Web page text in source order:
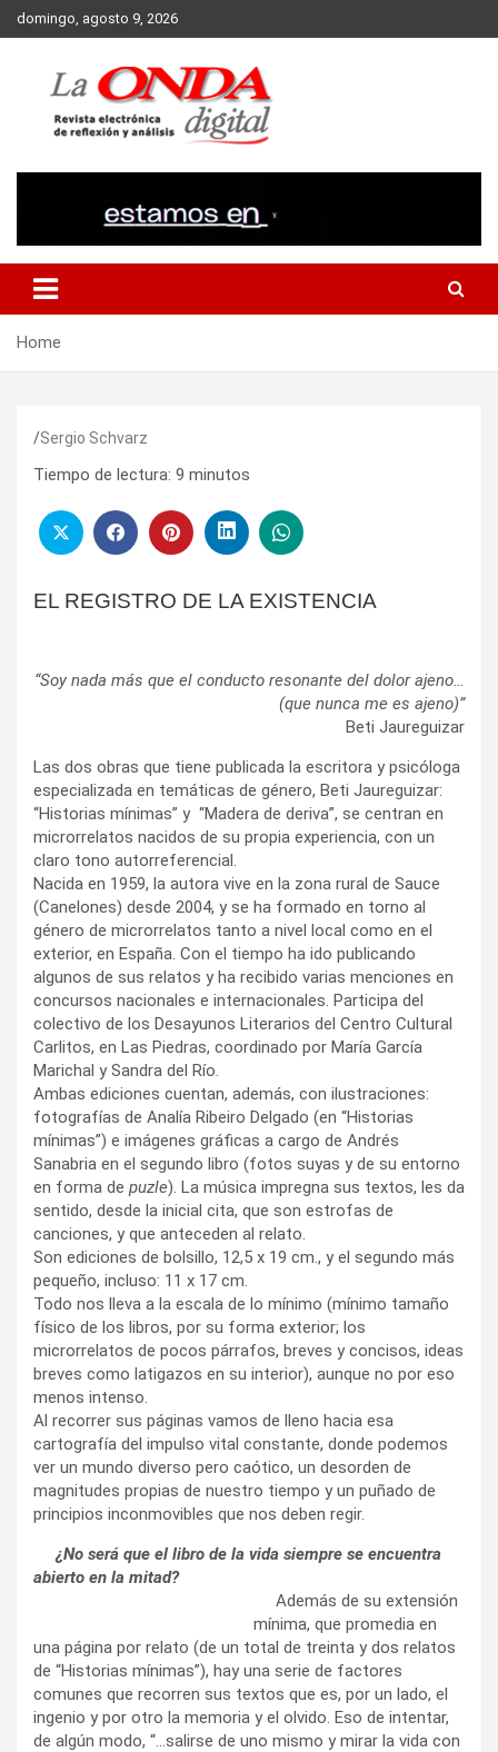
Skip
to
domingo, agosto 9, 2026
Home
Sergio Schvarz
Tiempo de lectura: 9 minutos
EL REGISTRO DE LA EXISTENCIA
“Soy nada más que el conducto resonante del dolor ajeno…
(que nunca me es ajeno)”
Beti Jaureguizar
Las dos obras que tiene publicada la escritora y psicóloga
especializada en temáticas de género, Beti Jaureguizar:
“Historias mínimas” y “Madera de deriva”, se centran en
microrrelatos nacidos de su propia experiencia, con un
claro tono autorreferencial.
Nacida en 1959, la autora vive en la zona rural de Sauce
(Canelones) desde 2004, y se ha formado en torno al
género de microrrelatos tanto a nivel local como en el
exterior, en España. Con el tiempo ha ido publicando
algunos de sus relatos y ha recibido varias menciones en
concursos nacionales e internacionales. Participa del
colectivo de los Desayunos Literarios del Centro Cultural
Carlitos, en Las Piedras, coordinado por María García
Marichal y Sandra del Río.
Ambas ediciones cuentan, además, con ilustraciones:
fotografías de Analía Ribeiro Delgado (en “Historias
mínimas”) e imágenes gráficas a cargo de Andrés
Sanabria en el segundo libro (fotos suyas y de su entorno
en forma de puzle). La música impregna sus textos, les da
sentido, desde la inicial cita, que son estrofas de
canciones, y que anteceden al relato.
Son ediciones de bolsillo, 12,5 x 19 cm., y el segundo más
pequeño, incluso: 11 x 17 cm.
Todo nos lleva a la escala de lo mínimo (mínimo tamaño
físico de los libros, por su forma exterior; los
microrrelatos de pocos párrafos, breves y concisos, ideas
breves como latigazos en su interior), aunque no por eso
menos intenso.
Al recorrer sus páginas vamos de lleno hacia esa
cartografía del impulso vital constante, donde podemos
ver un mundo diverso pero caótico, un desorden de
magnitudes propias de nuestro tiempo y un puñado de
principios inconmovibles que nos deben regir.
¿No será que el libro de la vida siempre se encuentra
abierto en la mitad?
Además de su extensión
mínima, que promedia en
una página por relato (de un total de treinta y dos relatos
de “Historias mínimas”), hay una serie de factores
comunes que recorren sus textos que es, por un lado, el
ingenio y por otro la memoria y el olvido. Eso de intentar,
de algún modo, “…salirse de uno mismo y mirar la vida con